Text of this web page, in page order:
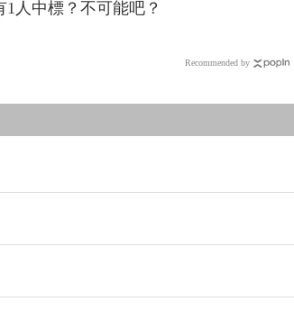
1人中標？不可能吧？
Recommended by